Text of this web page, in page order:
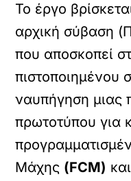
Το έργο
αρχική σύβαση
που αποσκοπεί
πιστοποιημένου
ναυπήγηση μιας
πρωτοτύπου για
Μάχης (FCM)